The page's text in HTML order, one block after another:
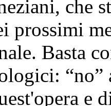
che
prossimi
Basta
“no”
e